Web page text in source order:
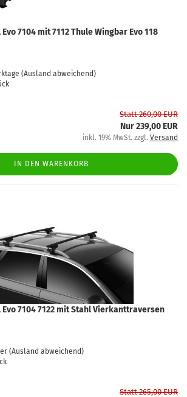
7104 mit 7112 Thule Wingbar Evo 118
(Ausland abweichend)
Statt 260,00 EUR
Nur 239,00 EUR
inkl. 19% MwSt. zzgl. Versand
IN DEN WARENKORB
7104 7122 mit Stahl Vierkanttraversen
(Ausland abweichend)
Statt 265,00 EUR